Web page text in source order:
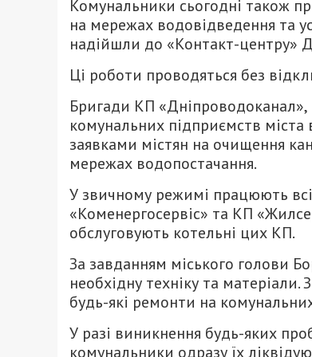
Комунальники сьогодні також
на мережах водовідведення та
надійшли до «Контакт-центру»
Ці роботи проводяться без
Бригади КП
комунальних підприємств міста
заявками містян на очищення
мережах водопостачання.
У звичному режимі працюють
«Коменергосервіс» та КП
обслуговують котельні цих КП.
За завданням міського голови
необхідну техніку та
будь-які ремонти на
У разі виникнення будь-яких
комунальники одразу їх